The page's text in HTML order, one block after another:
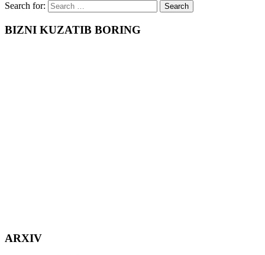
Search for:
BIZNI KUZATIB BORING
ARXIV